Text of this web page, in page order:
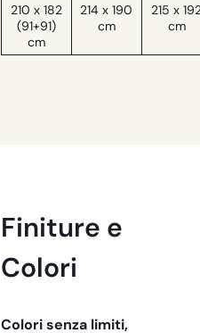
210 x 182
(91+91)
cm
214 x 190
cm
215 x
cm
Finiture e
Colori
Colori senza limiti,